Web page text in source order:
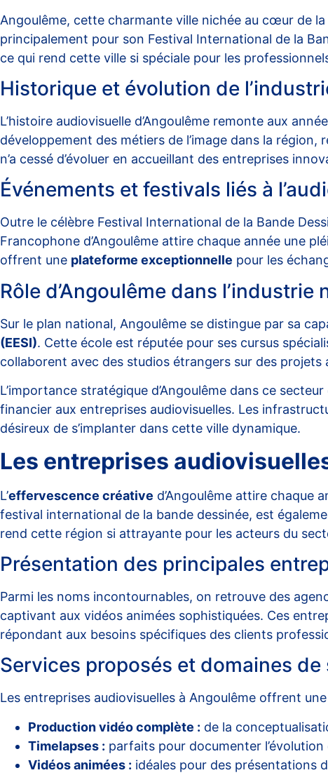
Angoulême, cette charmante ville nichée au cœur de
principalement pour son Festival International de la
ce qui rend cette ville si spéciale pour les
Historique et évolution de
L’histoire audiovisuelle d’Angoulême remonte aux
développement des métiers de l’image dans la
n’a cessé d’évoluer en accueillant des entreprises
Événements et festivals liés à
Outre le célèbre Festival International de la Bande
Francophone d’Angoulême attire chaque année une
offrent une plateforme exceptionnelle pour les
Rôle d’Angoulême dans
Sur le plan national, Angoulême se distingue par sa
(EESI). Cette école est réputée pour ses cursus
collaborent avec des studios étrangers sur des projets
L’importance stratégique d’Angoulême dans ce
financier aux entreprises audiovisuelles. Les
désireux de s’implanter dans cette ville dynamique.
Les entreprises
L’effervescence créative d’Angoulême attire chaque
festival international de la bande dessinée, est
rend cette région si attrayante pour les acteurs du
Présentation des principales
Parmi les noms incontournables, on retrouve des
captivant aux vidéos animées sophistiquées. Ces
répondant aux besoins spécifiques des clients
Services proposés et domaines
Les entreprises audiovisuelles à Angoulême offrent
Production vidéo complète : de la
Timelapses : parfaits pour documenter
Vidéos animées : idéales pour des présentations